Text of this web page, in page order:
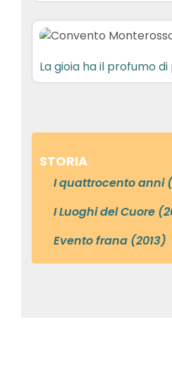
La gioia ha il profumo
STORIA
I quattrocento anni
I Luoghi del Cuore
Evento frana (2013)